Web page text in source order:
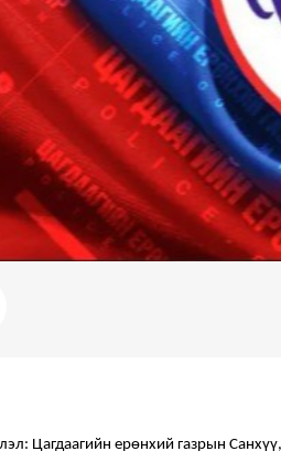
Цагдаагийн ерөнхий газрын